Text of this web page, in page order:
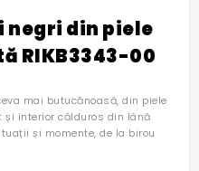
din piele
RIKB3343-00
mai butucănoasă, din piele
interior călduros din lână
și momente, de la birou